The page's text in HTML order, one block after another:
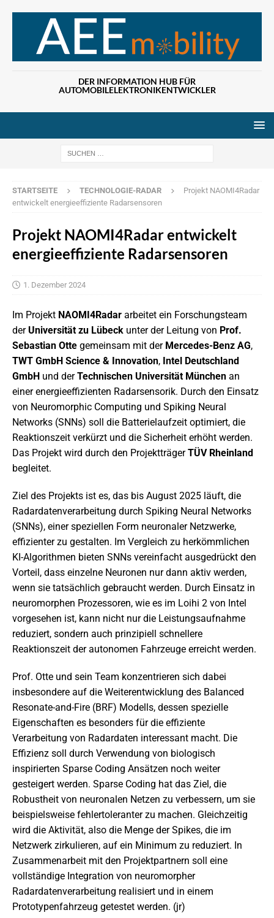
DER INFORMATION HUB FÜR
AUTOMOBILELEKTRONIKENTWICKLER
STARTSEITE TECHNOLOGIE-RADAR
Projekt NAOMI4Radar
entwickelt energieeffiziente Radarsensoren
Projekt NAOMI4Radar entwickelt
energieeffiziente Radarsensoren
1. Dezember 2024
Im Projekt NAOMI4Radar arbeitet ein Forschungsteam
derUniversität zu Lübeck unter der Leitung von Prof.
Sebastian Otte gemeinsam mit der Mercedes-Benz AG,
TWT GmbH Science & Innovation, Intel Deutschland
GmbH und derTechnischen Universität München an
einer energieeffizienten Radarsensorik. Durch den Einsatz
von Neuromorphic Computing und Spiking Neural
Networks (SNNs) soll die Batterielaufzeit optimiert, die
Reaktionszeit verkürzt und die Sicherheit erhöht werden.
Das Projekt wird durch den ProjektträgerTÜV Rheinland
begleitet.
Ziel des Projekts ist es, das bis August 2025 läuft, die
Radardatenverarbeitung durch Spiking Neural Networks
(SNNs), einer speziellen Form neuronaler Netzwerke,
effizienter zu gestalten. Im Vergleich zu herkömmlichen
KI-Algorithmen bieten SNNs vereinfacht ausgedrückt den
Vorteil, dass einzelne Neuronen nur dann aktiv werden,
wenn sie tatsächlich gebraucht werden. Durch Einsatz in
neuromorphen Prozessoren, wie es im Loihi 2 von Intel
vorgesehen ist, kann nicht nur die Leistungsaufnahme
reduziert, sondern auch prinzipiell schnellere
Reaktionszeit der autonomen Fahrzeuge erreicht werden.
Prof. Otte und sein Team konzentrieren sich dabei
insbesondere auf die Weiterentwicklung des Balanced
Resonate-and-Fire (BRF) Modells, dessen spezielle
Eigenschaften es besonders für die effiziente
Verarbeitung von Radardaten interessant macht. Die
Effizienz soll durch Verwendung von biologisch
inspirierten Sparse Coding Ansätzen noch weiter
gesteigert werden. Sparse Coding hat das Ziel, die
Robustheit von neuronalen Netzen zu verbessern, um sie
beispielsweise fehlertoleranter zu machen. Gleichzeitig
wird die Aktivität, also die Menge der Spikes, die im
Netzwerk zirkulieren, auf ein Minimum zu reduziert. In
Zusammenarbeit mit den Projektpartnern soll eine
vollständige Integration von neuromorpher
Radardatenverarbeitung realisiert und in einem
Prototypenfahrzeug getestet werden. (jr)